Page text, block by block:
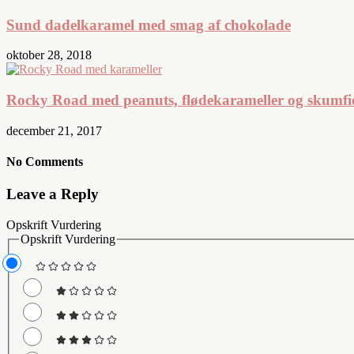
Sund dadelkaramel med smag af chokolade
oktober 28, 2018
Rocky Road med peanuts, flødekarameller og
december 21, 2017
No Comments
Leave a Reply
Opskrift Vurdering
Opskrift Vurdering